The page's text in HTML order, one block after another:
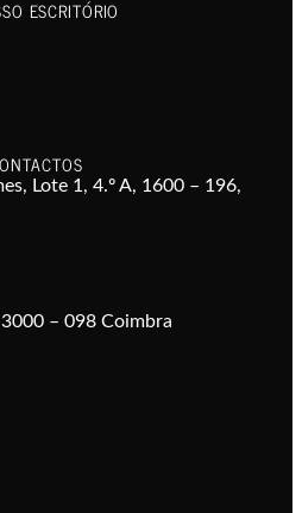
ESCRITÓRIO
Lote 1, 4.º A, 1600 – 196,
– 098 Coimbra